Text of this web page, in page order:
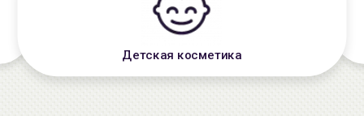
Детская косметика